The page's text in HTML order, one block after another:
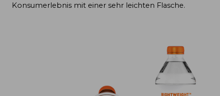
Konsumerlebnis mit einer sehr leichten Flasche.